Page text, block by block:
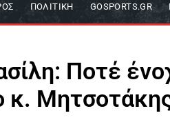
ΠΟΛΙΤΙΚΉ GOSPORTS.GR
Ποτέ
κ.